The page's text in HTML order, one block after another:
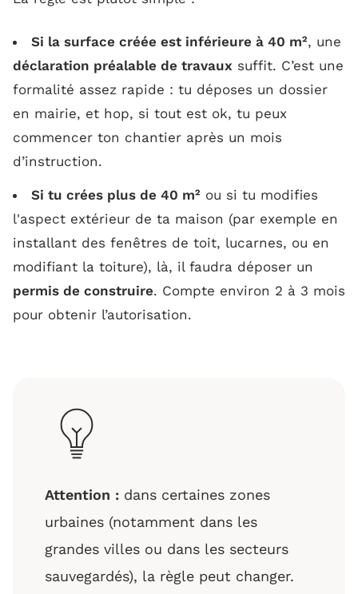
Si la surface créée est inférieure à 40 m², une
déclaration préalable de travaux suffit. C’est une
formalité assez rapide : tu déposes un dossier
en mairie, et hop, si tout est ok, tu peux
commencer ton chantier après un mois
d’instruction.
Si tu crées plus de 40 m² ou si tu modifies
l'aspect extérieur de ta maison (par exemple en
installant des fenêtres de toit, lucarnes, ou en
modifiant la toiture), là, il faudra déposer un
permis de construire. Compte environ 2 à 3 mois
pour obtenir l’autorisation.
Attention : dans certaines zones
urbaines (notamment dans les
grandes villes ou dans les secteurs
sauvegardés), la règle peut changer.